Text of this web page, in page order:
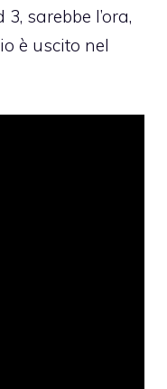
sarebbe l’ora,
è uscito nel